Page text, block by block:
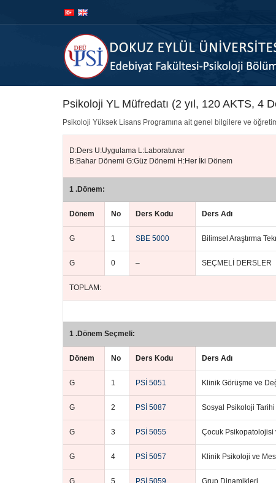
Psikoloji YL Müfredatı (2 yıl, 120 AKTS, 4
Psikoloji Yüksek Lisans Programına ait genel bilgilere ve
D:Ders U:Uygulama L:Laboratuvar
B:Bahar Dönemi G:Güz Dönemi H:Her İki Dönem
1 .Dönem:
Dönem No Ders Kodu Ders Adı
G 1 SBE 5000 Bilimsel Araştırma
G 0 – SEÇMELİ DERSLER
TOPLAM:
1 .Dönem Seçmeli:
Dönem No Ders Kodu Ders Adı
G 1 PSİ 5051 Klinik Görüşme ve
G 2 PSİ 5087 Sosyal Psikoloji Tarihi
G 3 PSİ 5055 Çocuk Psikopatolojisi
G 4 PSİ 5057 Klinik Psikoloji ve
G 5 PSİ 5059 Grup Dinamikleri